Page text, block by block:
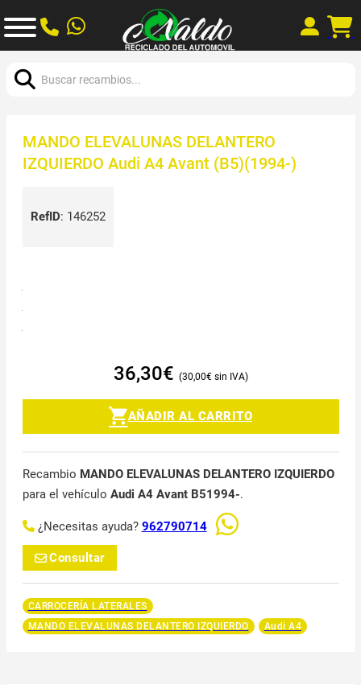
MANDO ELEVALUNAS DELANTERO
IZQUIERDO Audi A4 Avant (B5)(1994-)
RefID: 146252
36,30€ 30,00€
AÑADIR AL CARRITO
Recambio MANDO ELEVALUNAS DELANTERO IZQUIERDO
para el vehículo Audi A4 Avant B51994-.
¿Necesitas ayuda? 962790714
Consultar
CARROCERÍA LATERALES
MANDO ELEVALUNAS DELANTERO IZQUIERDO
Audi A4